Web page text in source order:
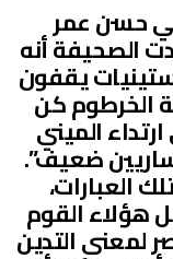
الانقاذى أمي حسن عمر
الصحيفة أنه
يقفون
الخرطوم كن
الميني
ضعيف”.
العبارات،
هؤلاء القوم
لمعنى التدين